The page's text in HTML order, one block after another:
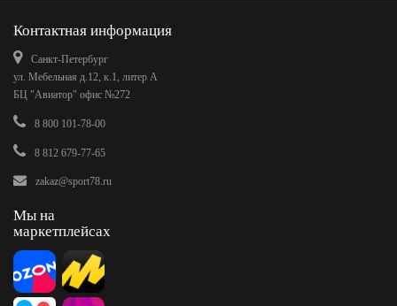
Контактная информация
Санкт-Петербург
ул. Мебельная д.12, к.1, литер А
БЦ "Авиатор" офис №272
8 800 101-78-00
8 812 679-77-65
zakaz@sport78.ru
Мы на
маркетплейсах